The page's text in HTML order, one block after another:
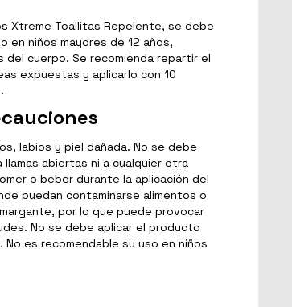
Xtreme Toallitas Repelente, se debe
en niños mayores de 12 años,
cuerpo. Se recomienda repartir el
expuestas y aplicarlo con 10
labios y piel dañada. No se debe
abiertas ni a cualquier otra
o beber durante la aplicación del
puedan contaminarse alimentos o
por lo que puede provocar
No se debe aplicar el producto
es recomendable su uso en niños